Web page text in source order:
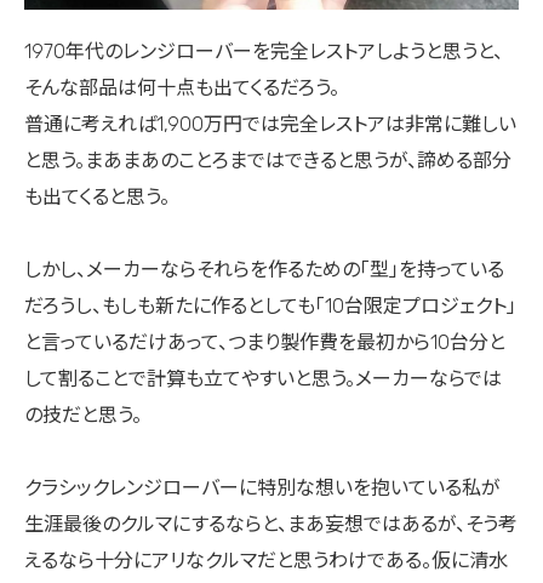
1970年代のレンジローバーを完全レストアしようと思うと、
そんな部品は何十点も出てくるだろう。
普通に考えれば1,900万円では完全レストアは非常に難しい
と思う。まあまあのことろまではできると思うが、諦める部分
も出てくると思う。
しかし、メーカーならそれらを作るための「型」を持っている
だろうし、もしも新たに作るとしても「10台限定プロジェクト」
と言っているだけあって、つまり製作費を最初から10台分と
して割ることで計算も立てやすいと思う。メーカーならでは
の技だと思う。
クラシックレンジローバーに特別な想いを抱いている私が
生涯最後のクルマにするならと、まあ妄想ではあるが、そう考
えるなら十分にアリなクルマだと思うわけである。仮に清水